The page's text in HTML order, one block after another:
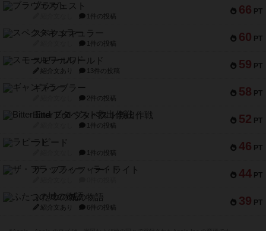
66 PT
ブラヴェスト
1件の投稿
60 PT
スペクタキュラー
1件の投稿
59 PT
スモールワールド
紹介文あり 13件の投稿
58 PT
ギャンブラー
2件の投稿
52 PT
Bitter End ブタペスト救出作戦
1件の投稿
46 PT
ラピード
1件の投稿
44 PT
ザ・フラッフィー・ライト
39 PT
ふたつの城の物語
紹介文あり 6件の投稿